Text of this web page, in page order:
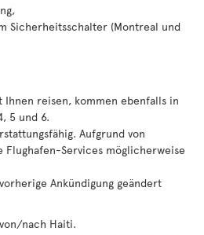
Sicherheitsschalter (Montreal und
Ihnen reisen, kommen ebenfalls in
5 und 6.
Aufgrund von
Flughafen-Services möglicherweise
Ankündigung geändert
nach Haiti.